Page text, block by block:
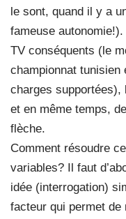
le sont, quand il y a
fameuse
TV conséquents (le
championnat
charges
et en même temps,
flèche.
Comment résoudre
variables? Il faut
idée (interrogation)
facteur qui permet